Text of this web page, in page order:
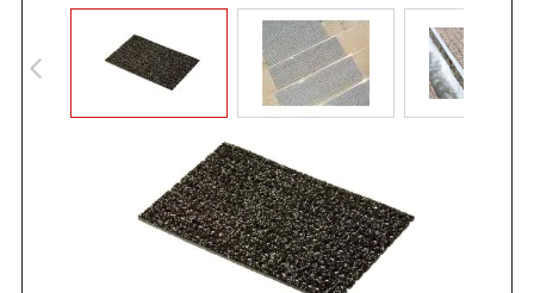
Angebot anfordern
Sicherheits-Stufenmatte mit Aluprofil – endlich die richtige
Treppenauflage bei Eis, Schnee und glatten